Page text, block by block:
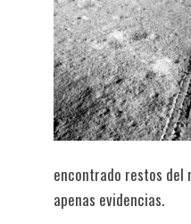
encontrado restos del
apenas evidencias.